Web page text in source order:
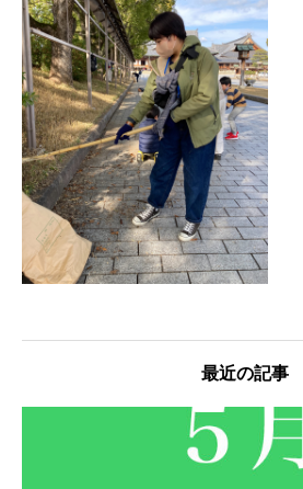
最近の記事